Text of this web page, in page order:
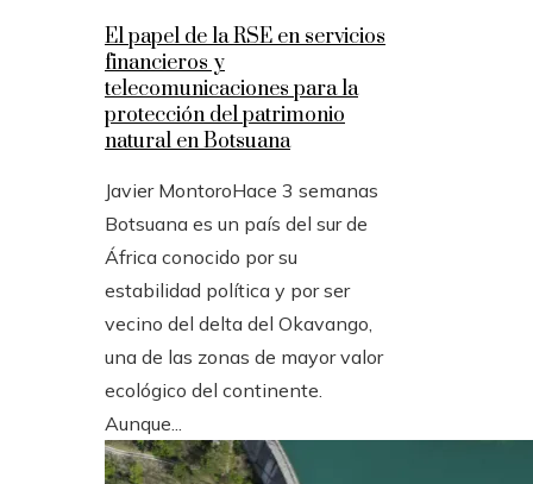
El papel de la RSE en servicios
financieros y
telecomunicaciones para la
protección del patrimonio
natural en Botsuana
Javier MontoroHace 3 semanas
Botsuana es un país del sur de
África conocido por su
estabilidad política y por ser
vecino del delta del Okavango,
una de las zonas de mayor valor
ecológico del continente.
Aunque...